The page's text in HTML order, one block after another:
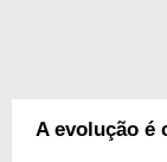
A evolução é